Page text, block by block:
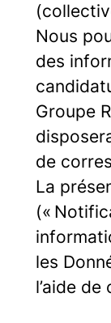
Nous
des
Groupe
de
La
(«
les
l’aide